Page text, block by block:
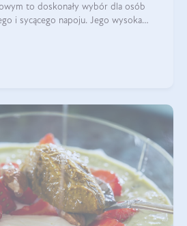
to doskonały wybór dla osób
i sycącego napoju. Jego wysoka